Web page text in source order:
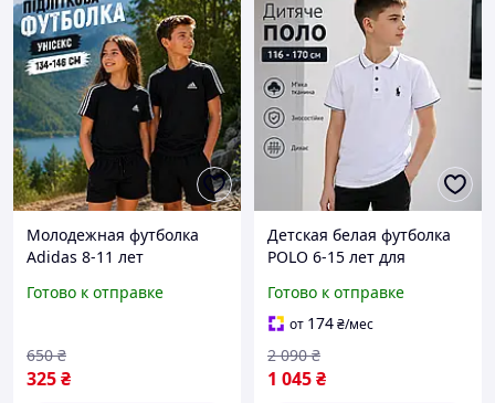
Молодежная футболка
Adidas 8-11 лет
девочку, детские
футболки Адидас юниор
унисекс
Готово к отправке
325₴
650 ₴
Детская белая футболка
POLO 6-15 лет для
подростков, красивые
белые нарядные
футболки хлопок для
детей Турция
Готово к отправке
от 174₴/мес
1 045₴
2 090 ₴